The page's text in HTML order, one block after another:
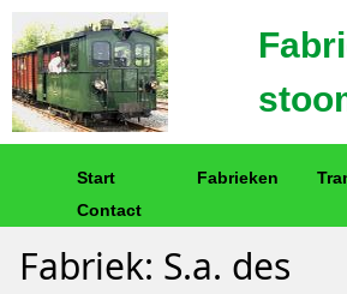
Start Fabrieken
Contact
Fabriek: S.a. des